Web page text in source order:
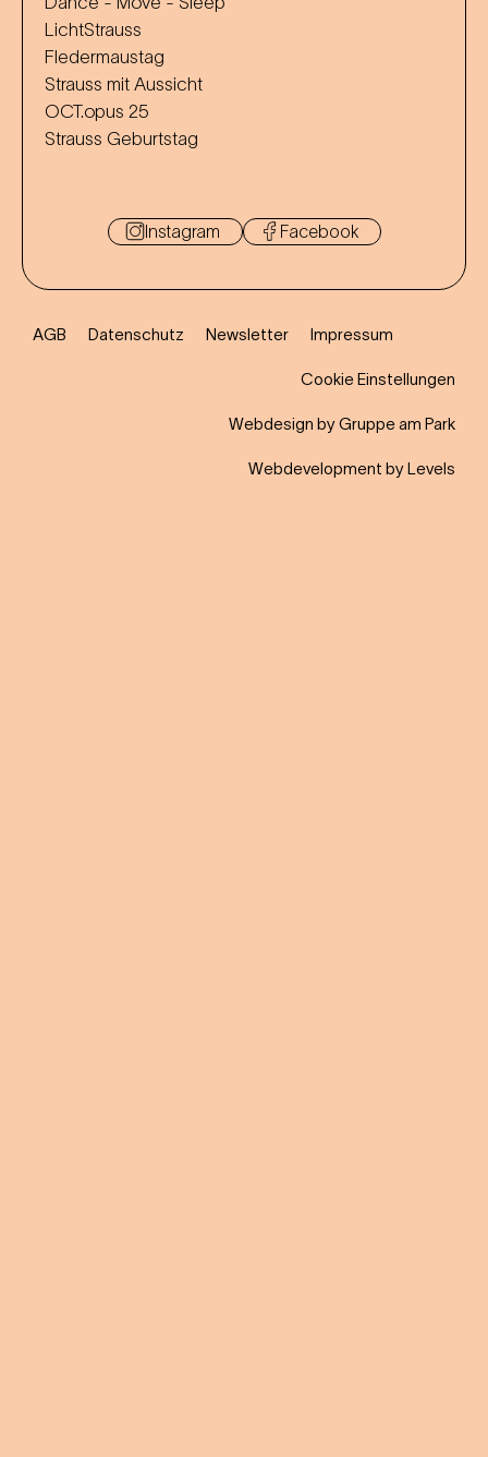
LichtStrauss
Fledermaustag
Strauss mit Aussicht
OCT.opus 25
Strauss Geburtstag
Instagram Facebook
AGB Datenschutz Newsletter Impressum
Cookie Einstellungen
Webdesign by Gruppe am Park
Webdevelopment by Levels